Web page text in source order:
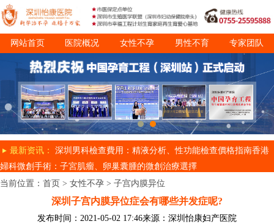
网站首页 医院概况 女性不孕 男性不育 专家团队
诊疗项目 就医指南
最新资讯： 深圳男科檢查費用：精液分析、性功能檢查價格指南香港
婦科微創手術：子宮肌瘤、卵巢囊腫的微創治療選擇
当前位置： 首页 > 女性不孕 > 子宫内膜异位
深圳子宫内膜异位症会有哪些并发症呢?
发布时间：2021-05-02 17:46来源：深圳怡康妇产医院